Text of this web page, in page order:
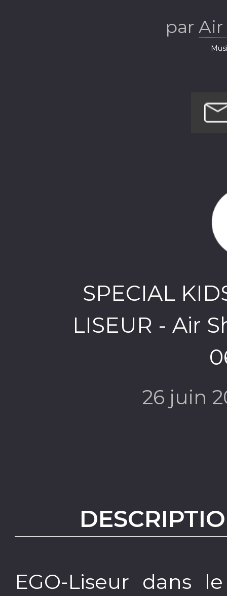
par Air
SPECIAL
LISEUR - Air
26 juin
EGO-Liseur dans